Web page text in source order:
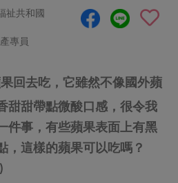
水產
烘焙
沖泡飲品
親子食育
惜食
支持本土農糧
祉共和國
專員
回去吃，它雖然不像國外蘋
甜甜帶點微酸口感，很令我
件事，有些蘋果表面上有黑
，這樣的蘋果可以吃嗎？